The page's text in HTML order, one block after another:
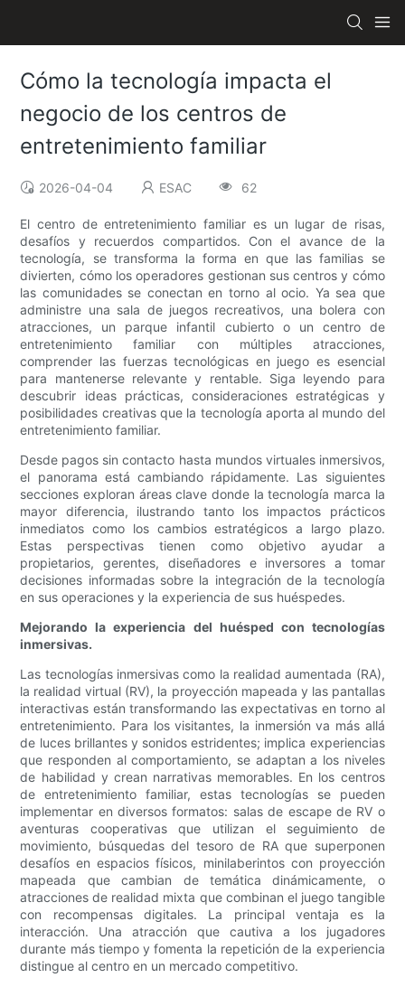
Cómo la tecnología impacta el
negocio de los centros de
entretenimiento familiar
2026-04-04 ESAC 62
El centro de entretenimiento familiar es un lugar de risas,
desafíos y recuerdos compartidos. Con el avance de la
tecnología, se transforma la forma en que las familias se
divierten, cómo los operadores gestionan sus centros y cómo
las comunidades se conectan en torno al ocio. Ya sea que
administre una sala de juegos recreativos, una bolera con
atracciones, un parque infantil cubierto o un centro de
entretenimiento familiar con múltiples atracciones,
comprender las fuerzas tecnológicas en juego es esencial
para mantenerse relevante y rentable. Siga leyendo para
descubrir ideas prácticas, consideraciones estratégicas y
posibilidades creativas que la tecnología aporta al mundo del
entretenimiento familiar.
Desde pagos sin contacto hasta mundos virtuales inmersivos,
el panorama está cambiando rápidamente. Las siguientes
secciones exploran áreas clave donde la tecnología marca la
mayor diferencia, ilustrando tanto los impactos prácticos
inmediatos como los cambios estratégicos a largo plazo.
Estas perspectivas tienen como objetivo ayudar a
propietarios, gerentes, diseñadores e inversores a tomar
decisiones informadas sobre la integración de la tecnología
en sus operaciones y la experiencia de sus huéspedes.
Mejorando la experiencia del huésped con tecnologías
inmersivas.
Las tecnologías inmersivas como la realidad aumentada (RA),
la realidad virtual (RV), la proyección mapeada y las pantallas
interactivas están transformando las expectativas en torno al
entretenimiento. Para los visitantes, la inmersión va más allá
de luces brillantes y sonidos estridentes; implica experiencias
que responden al comportamiento, se adaptan a los niveles
de habilidad y crean narrativas memorables. En los centros
de entretenimiento familiar, estas tecnologías se pueden
implementar en diversos formatos: salas de escape de RV o
aventuras cooperativas que utilizan el seguimiento de
movimiento, búsquedas del tesoro de RA que superponen
desafíos en espacios físicos, minilaberintos con proyección
mapeada que cambian de temática dinámicamente, o
atracciones de realidad mixta que combinan el juego tangible
con recompensas digitales. La principal ventaja es la
interacción. Una atracción que cautiva a los jugadores
durante más tiempo y fomenta la repetición de la experiencia
distingue al centro en un mercado competitivo.